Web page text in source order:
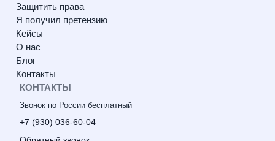
Защитить права
Я получил претензию
Кейсы
О нас
Блог
Контакты
КОНТАКТЫ
Звонок по России бесплатный
+7 (930) 036-60-04